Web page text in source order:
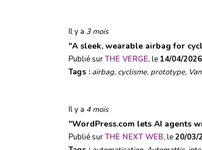
Il y a 3 mois
"A sleek, wearable airbag for
Publié surTHE VERGE, le 14/04/2026
Tags : airbag, cyclisme,prototype,
Il y a 4 mois
"WordPress.com lets AI agents
Publié surTHE NEXT WEB, le20/03/